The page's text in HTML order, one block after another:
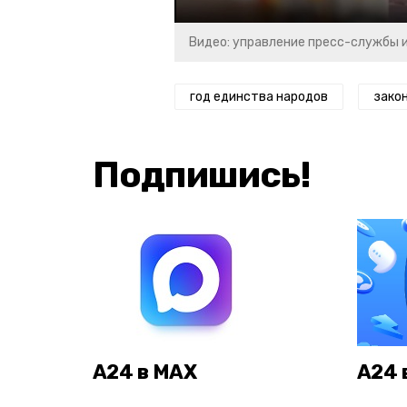
Видео: управление пресс-службы
год единства народов
Подпишись!
А24 в MAX А24